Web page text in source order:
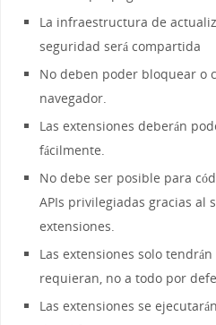
La infraestructura de
seguridad será compartida
No deben poder bloquear o
navegador.
Las extensiones deberán
fácilmente.
No debe ser posible para
APIs privilegiadas gracias al
extensiones.
Las extensiones solo
requieran, no a todo por
Las extensiones se